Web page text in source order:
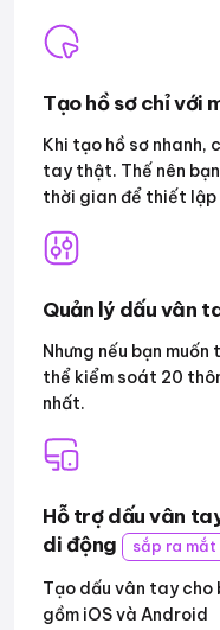
Tạo hồ sơ chỉ với
Khi tạo hồ sơ nhanh,
tay thật. Thế nên
thời gian để thiết lập
Quản lý dấu vân
Nhưng nếu bạn
thể kiểm soát 20
nhất.
Hỗ trợ dấu vân
di động
sắp ra mắt
Tạo dấu vân tay cho
gồm iOS và Android